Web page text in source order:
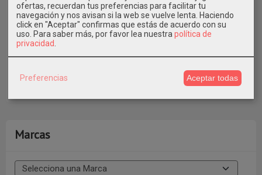
indicando en Concepto el Nº de Pedido * Elige la Opción de
Pago con Transferencia al realizar el pedido.
Marcas
ofertas, recuerdan tus preferencias para facilitar tu
navegación y nos avisan si la web se vuelve lenta. Haciendo
click en "Aceptar" confirmas que estás de acuerdo con su
uso. Para saber más, por favor lea nuestra política de
privacidad
Preferencias Aceptar todas